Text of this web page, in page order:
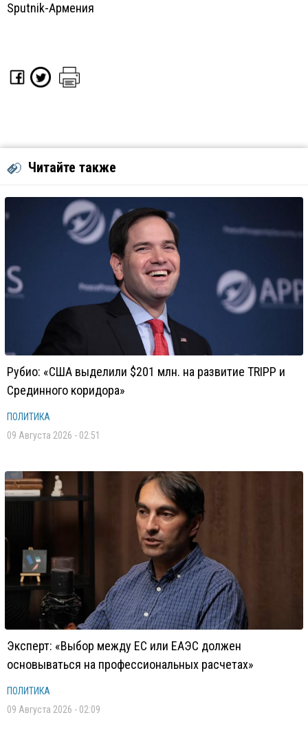
Sputnik-Армения
Читайте также
Рубио: «США выделили $201 млн. на развитие TRIPP и
Срединного коридора»
ПОЛИТИКА
09 Августа 2026 - 02:51
Эксперт: «Выбор между ЕС или ЕАЭС должен
основываться на профессиональных расчетах»
ПОЛИТИКА
09 Августа 2026 - 02:09